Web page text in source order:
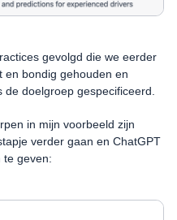
gevolgd die we eerder
en bondig gehouden en
doelgroep gespecificeerd.
in mijn voorbeeld zijn
verder gaan en ChatGPT
te geven: